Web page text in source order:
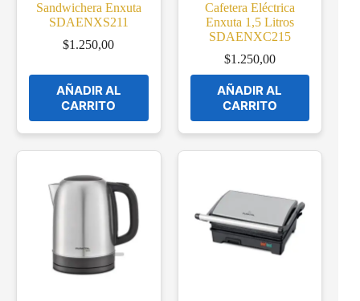
Sandwichera Enxuta
SDAENXS211
$1.250,00
AÑADIR AL
CARRITO
Cafetera Eléctrica
Enxuta 1,5 Litros
SDAENXC215
$1.250,00
AÑADIR AL
CARRITO